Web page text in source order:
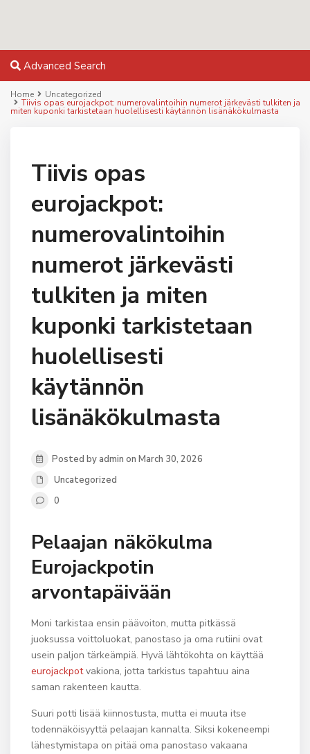
Advanced Search
Home Uncategorized
Tiivis opas eurojackpot: numerovalintoihin numerot järkevästi tulkiten ja
miten kuponki tarkistetaan huolellisesti käytännön lisänäkökulmasta
Tiivis opas
eurojackpot:
numerovalintoihin
numerot järkevästi
tulkiten ja miten
kuponki tarkistetaan
huolellisesti
käytännön
lisänäkökulmasta
Posted by admin on March 30, 2026
Uncategorized
0
Pelaajan näkökulma
Eurojackpotin
arvontapäivään
Moni tarkistaa ensin päävoiton, mutta pitkässä
juoksussa voittoluokat, panostaso ja oma rutiini ovat
usein paljon tärkeämpiä. Hyvä lähtökohta on käyttää
eurojackpotvakiona, jotta tarkistus tapahtuu aina
saman rakenteen kautta.
Suuri potti lisää kiinnostusta, mutta ei muuta itse
todennäköisyyttä pelaajan kannalta. Siksi kokeneempi
lähestymistapa on pitää oma panostaso vakaana